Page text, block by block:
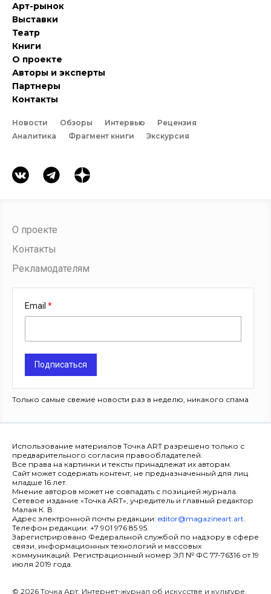
Арт-рынок
Выставки
Театр
Книги
О проекте
Авторы и эксперты
Партнеры
Контакты
Новости Обзоры Интервью
Рецензия
Аналитика
Фрагмент книги Экскурсия
О проекте
Контакты
Рекламодателям
Email
Подписаться
Только самые свежие новости раз в неделю, никакого спама
Использование материалов Точка ART разрешено только с
предварительного согласия правообладателей.
Все права на картинки и тексты принадлежат их авторам.
Сайт может содержать контент, не предназначенный для лиц
младше 16 лет.
Мнение авторов может не совпадать с позицией журнала.
Сетевое издание «Точка ART», учредитель и главный редактор
Малая К. В.
Адрес электронной почты редакции: editor@magazineart.art.
Телефон редакции: +7 901 976 85 95.
Зарегистрировано Федеральной службой по надзору в сфере
связи, информационных технологий и массовых
коммуникаций. Регистрационный номер ЭЛ № ФС 77-76316 от 19
июля 2019 года.
© 2026 Точка Арт. Интернет-журнал об искусстве и культуре.